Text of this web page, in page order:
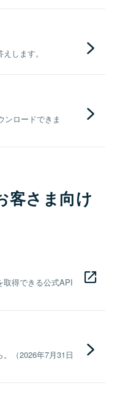
します。
ンロードできま
客さま向け
取得できる公式API
（2026年7月31日